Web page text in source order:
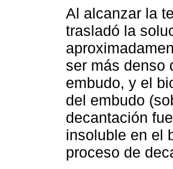
Al alcanzar la
trasladó la
ser más denso
embudo, y el
del embudo
decantación
insoluble en el
proceso de